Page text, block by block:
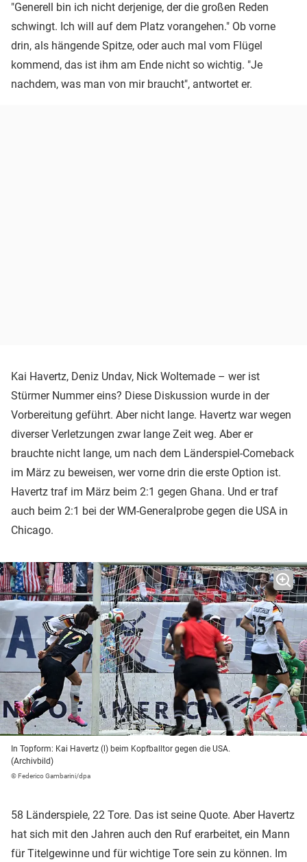
"Generell bin ich nicht derjenige, der die großen Reden
schwingt. Ich will auf dem Platz vorangehen." Ob vorne
drin, als hängende Spitze, oder auch mal vom Flügel
kommend, das ist ihm am Ende nicht so wichtig. "Je
nachdem, was man von mir braucht", antwortet er.
Kai Havertz, Deniz Undav, Nick Woltemade – wer ist
Stürmer Nummer eins? Diese Diskussion wurde in der
Vorbereitung geführt. Aber nicht lange. Havertz war wegen
diverser Verletzungen zwar lange Zeit weg. Aber er
brauchte nicht lange, um nach dem Länderspiel-Comeback
im März zu beweisen, wer vorne drin die erste Option ist.
Havertz traf im März beim 2:1 gegen Ghana. Und er traf
auch beim 2:1 bei der WM-Generalprobe gegen die USA in
Chicago.
In Topform: Kai Havertz (l) beim Kopfballtor gegen die USA.
(Archivbild)
© Federico Gambarini/dpa
58 Länderspiele, 22 Tore. Das ist seine Quote. Aber Havertz
hat sich mit den Jahren auch den Ruf erarbeitet, ein Mann
für Titelgewinne und für wichtige Tore sein zu können. Im